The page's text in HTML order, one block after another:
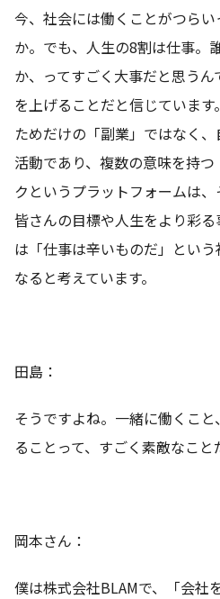
今、社会には働くことがつら
か。でも、人生の8割は仕事。
か、ってすごく大事だと思う
を上げることだと信じていま
ためだけの「副業」ではなく
活動であり、複数の意味を持
クというプラットフォームは
皆さんの目標や人生をより彩
は「仕事は辛いものだ」とい
なると考えています。
田島：
そうですよね。一緒に働くこ
ることって、すごく素敵なこと
岡本さん：
僕は株式会社BLAMで、「会社